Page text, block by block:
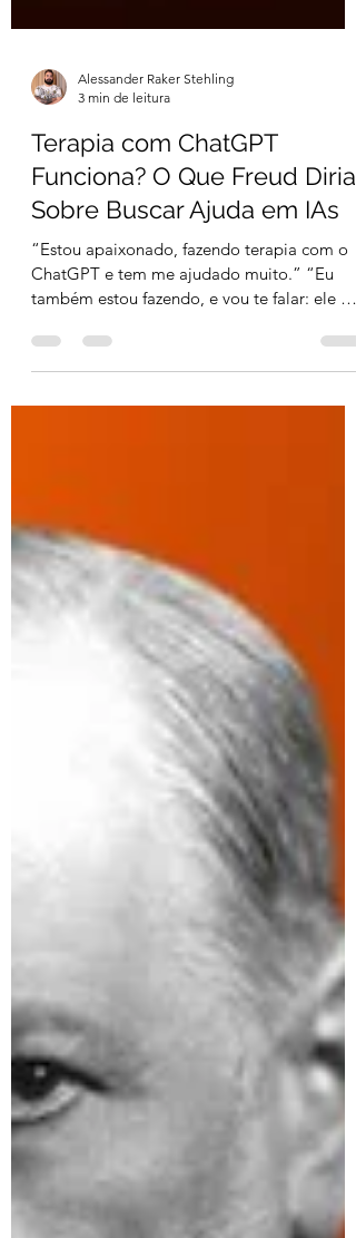
Alessander Raker Stehling
3 min de leitura
Terapia com ChatGPT
Funciona? O Que Freud Diria
Sobre Buscar Ajuda em IAs
“Estou apaixonado, fazendo terapia com o
também estou fazendo, e vou te falar: ele é
melhor que...